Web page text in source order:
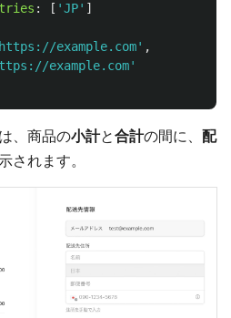
: [ 'JP' ]
https://example.com' ,
example.com'
、商品の小計と合計の間に、 配
されます。